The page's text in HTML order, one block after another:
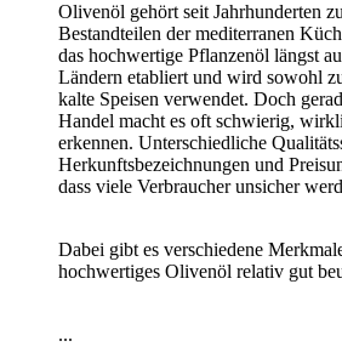
Olivenöl gehört seit Jahrhunderten
Bestandteilen der mediterranen
das hochwertige Pflanzenöl längst
Ländern etabliert und wird sowohl
kalte Speisen verwendet. Doch
Handel macht es oft schwierig,
erkennen. Unterschiedliche
Herkunftsbezeichnungen und
dass viele Verbraucher unsicher
Dabei gibt es verschiedene
hochwertiges Olivenöl relativ gut
...